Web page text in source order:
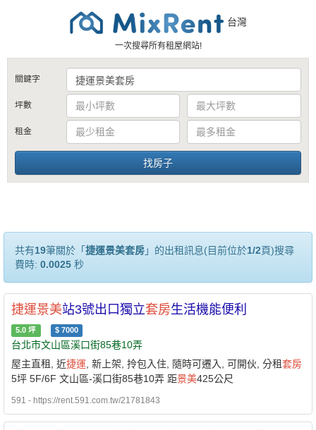
台灣
一次搜尋所有租屋網站!
關鍵字
坪數
租金
共有19筆關於「 捷運景美套房」的出租訊息(目前位於1/2頁)搜尋
費時: 0.0025 秒
捷運景美站3號出口獨立套房生活機能便利
5.0 坪 $ 7000
台北市文山區溪口街85巷10弄
屋主直租, 近捷運, 新上架, 拎包入住, 隨時可遷入, 可開伙, 分租套房
5坪 5F/6F 文山區-溪口街85巷10弄 距景美425公尺
591 - https://rent.591.com.tw/21781843